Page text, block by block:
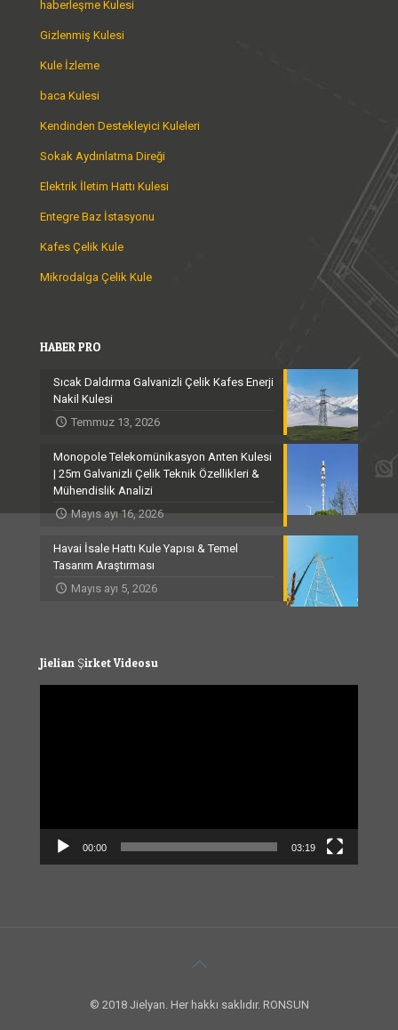
haberleşme Kulesi
Gizlenmiş Kulesi
Kule İzleme
baca Kulesi
Kendinden Destekleyici Kuleleri
Sokak Aydınlatma Direği
Elektrik İletim Hattı Kulesi
Entegre Baz İstasyonu
Kafes Çelik Kule
Mikrodalga Çelik Kule
HABER PRO
Sıcak Daldırma Galvanizli Çelik Kafes Enerji
Nakil Kulesi
Temmuz 13, 2026
Monopole Telekomünikasyon Anten Kulesi
| 25m Galvanizli Çelik Teknik Özellikleri &
Mühendislik Analizi
Mayıs ayı 16, 2026
Havai İsale Hattı Kule Yapısı & Temel
Tasarım Araştırması
Mayıs ayı 5, 2026
Jielian Şirket Videosu
00:00 03:19
© 2018 Jielyan. Her hakkı saklıdır. RONSUN